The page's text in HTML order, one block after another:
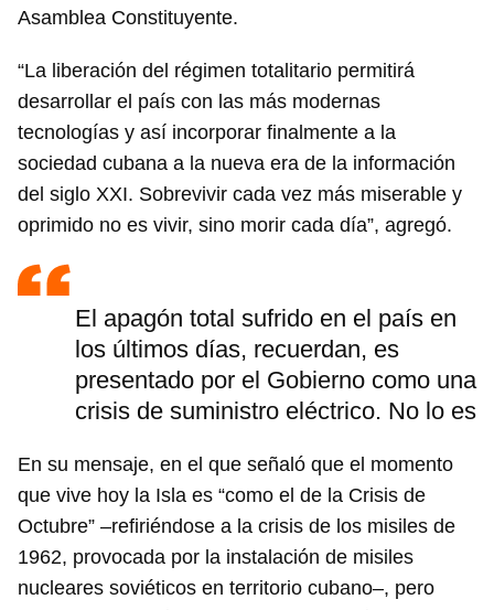
Asamblea Constituyente.
“La liberación del régimen totalitario permitirá
desarrollar el país con las más modernas
tecnologías y así incorporar finalmente a la
sociedad cubana a la nueva era de la información
del siglo XXI. Sobrevivir cada vez más miserable y
oprimido no es vivir, sino morir cada día”, agregó.
El apagón total sufrido en el país en
los últimos días, recuerdan, es
presentado por el Gobierno como una
crisis de suministro eléctrico. No lo es
En su mensaje, en el que señaló que el momento
que vive hoy la Isla es “como el de la Crisis de
Octubre” –refiriéndose a la crisis de los misiles de
1962, provocada por la instalación de misiles
nucleares soviéticos en territorio cubano–, pero